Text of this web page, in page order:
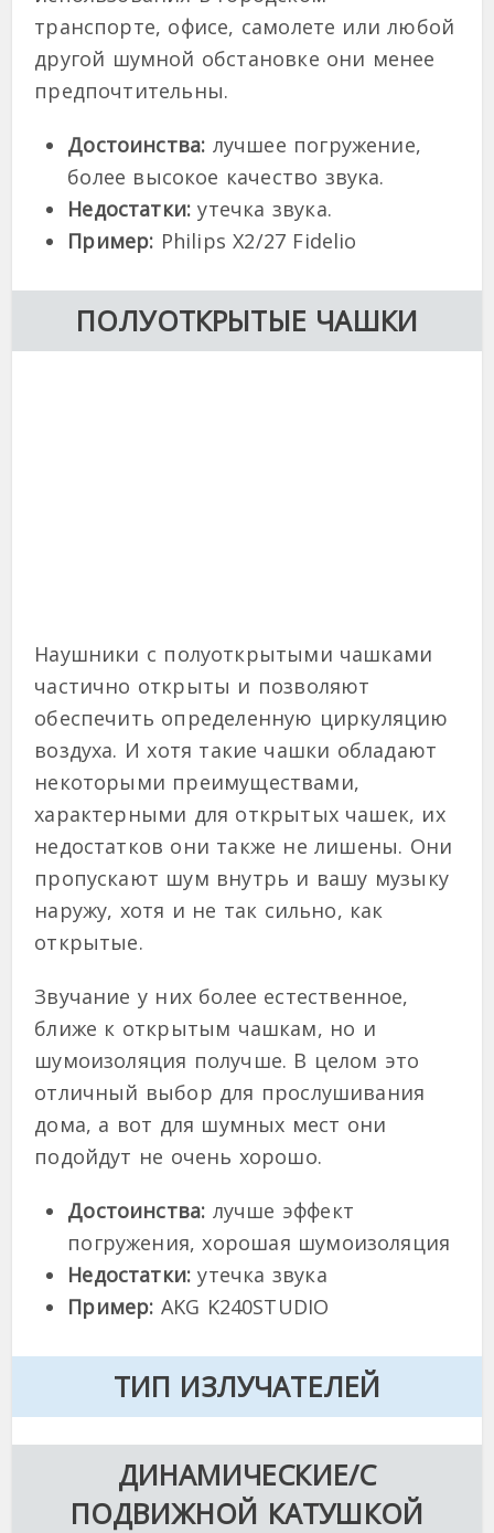
транспорте, офисе, самолете или любой
другой шумной обстановке они менее
предпочтительны.
Достоинства: лучшее погружение,
более высокое качество звука.
Недостатки: утечка звука.
Пример: Philips X2/27 Fidelio
ПОЛУОТКРЫТЫЕ ЧАШКИ
Наушники с полуоткрытыми чашками
частично открыты и позволяют
обеспечить определенную циркуляцию
воздуха. И хотя такие чашки обладают
некоторыми преимуществами,
характерными для открытых чашек, их
недостатков они также не лишены. Они
пропускают шум внутрь и вашу музыку
наружу, хотя и не так сильно, как
открытые.
Звучание у них более естественное,
ближе к открытым чашкам, но и
шумоизоляция получше. В целом это
отличный выбор для прослушивания
дома, а вот для шумных мест они
подойдут не очень хорошо.
Достоинства: лучше эффект
погружения, хорошая шумоизоляция
Недостатки: утечка звука
Пример: AKG K240STUDIO
ТИП ИЗЛУЧАТЕЛЕЙ
ДИНАМИЧЕСКИЕ/С
ПОДВИЖНОЙ КАТУШКОЙ